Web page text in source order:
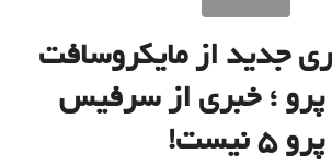
جدید از مایکروسافت
؛ خبری از سرفیس
پرو ۵ نیست!